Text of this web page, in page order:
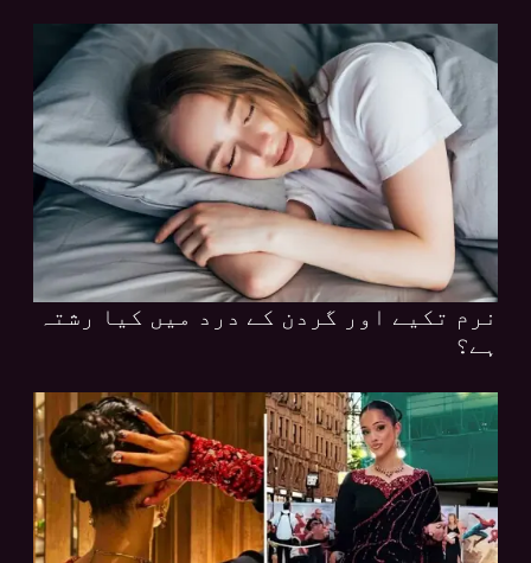
نرم تکیے اور گردن کے درد میں کیا رشتہ
ہے؟